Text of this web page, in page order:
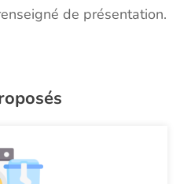
de présentation.